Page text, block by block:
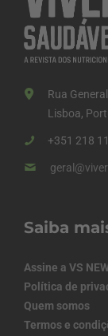
Rua
Lisboa,
+351 218
Saiba
Assine a VS
Política de
Quem somos
Termos e